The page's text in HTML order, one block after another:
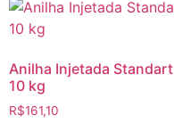
Anilha Injetada Standart
10 kg
R$161,10